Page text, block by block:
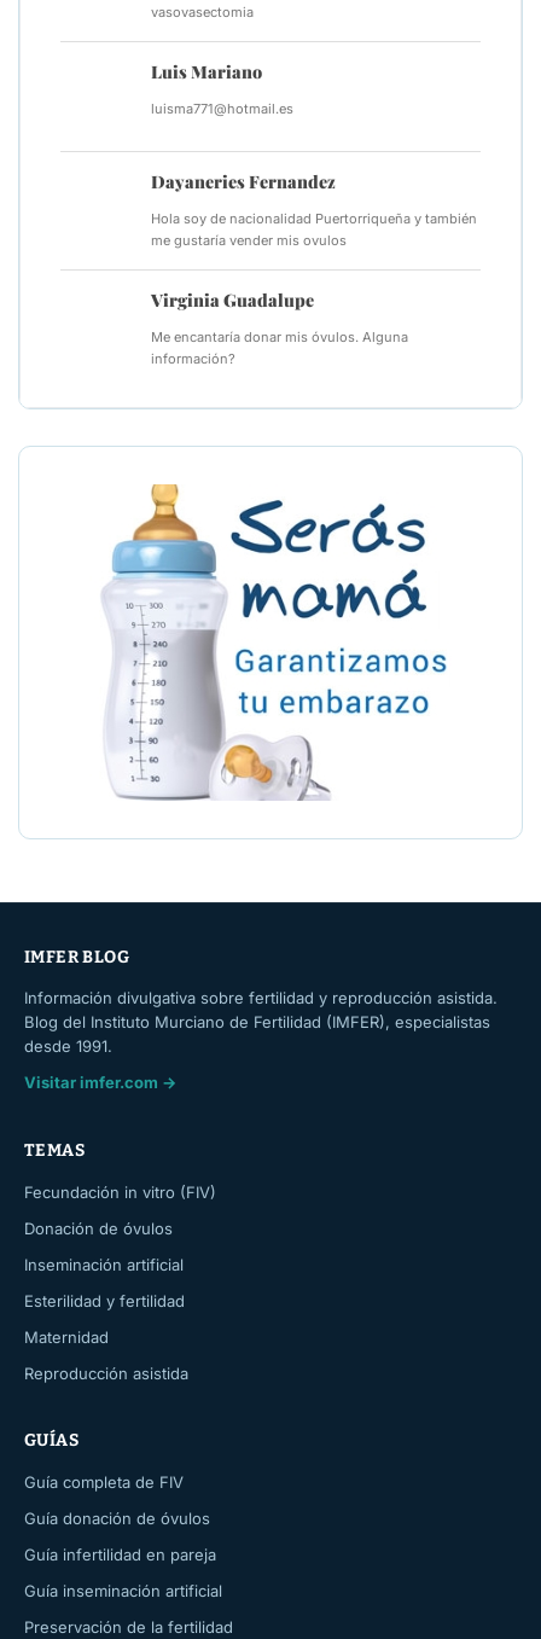
vasovasectomia
Luis Mariano
luisma771@hotmail.es
Dayaneries Fernandez
Hola soy de nacionalidad Puertorriqueña y también
me gustaría vender mis ovulos
Virginia Guadalupe
Me encantaría donar mis óvulos. Alguna
información?
IMFER BLOG
Información divulgativa sobre fertilidad y reproducción asistida.
Blog del Instituto Murciano de Fertilidad (IMFER), especialistas
desde 1991.
Visitar imfer.com →
TEMAS
Fecundación in vitro (FIV)
Donación de óvulos
Inseminación artificial
Esterilidad y fertilidad
Maternidad
Reproducción asistida
GUÍAS
Guía completa de FIV
Guía donación de óvulos
Guía infertilidad en pareja
Guía inseminación artificial
Preservación de la fertilidad